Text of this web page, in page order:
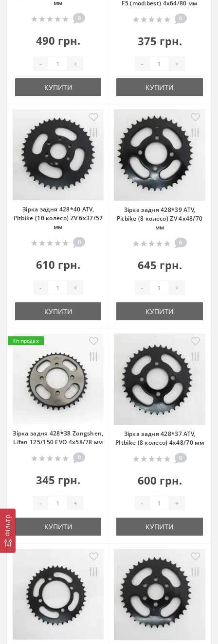
Фільтр
мм
0
490 грн.
- +
КУПИТИ
F5 (mod:best) 4x64/80 мм
0
375 грн.
- +
КУПИТИ
Зірка задня 428*40 ATV,
Pitbike (10 колесо) ZV 6x37/57
мм
0
610 грн.
- +
КУПИТИ
Зірка задня 428*39 ATV,
Pitbike (8 колесо) ZV 4x48/70
мм
0
645 грн.
- +
КУПИТИ
Хіт продаж
Зірка задня 428*38 Zongshen,
Lifan 125/150 EVO 4x58/78 мм
0
345 грн.
- +
КУПИТИ
Зірка задня 428*37 ATV,
PItbike (8 колесо) 4x48/70 мм
0
600 грн.
- +
КУПИТИ